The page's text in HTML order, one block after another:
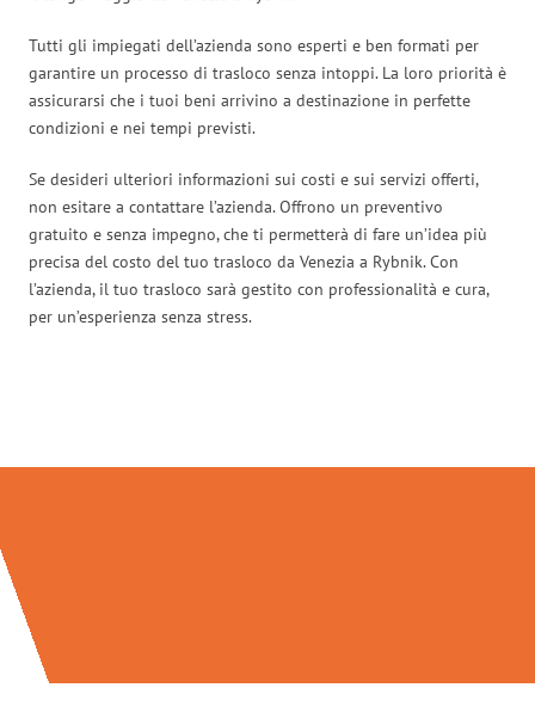
Tutti gli impiegati dell’azienda sono esperti e ben formati per
garantire un processo di trasloco senza intoppi. La loro priorità è
assicurarsi che i tuoi beni arrivino a destinazione in perfette
condizioni e nei tempi previsti.
Se desideri ulteriori informazioni sui costi e sui servizi offerti,
non esitare a contattare l’azienda. Offrono un preventivo
gratuito e senza impegno, che ti permetterà di fare un’idea più
precisa del costo del tuo trasloco da Venezia a Rybnik. Con
l’azienda, il tuo trasloco sarà gestito con professionalità e cura,
per un’esperienza senza stress.